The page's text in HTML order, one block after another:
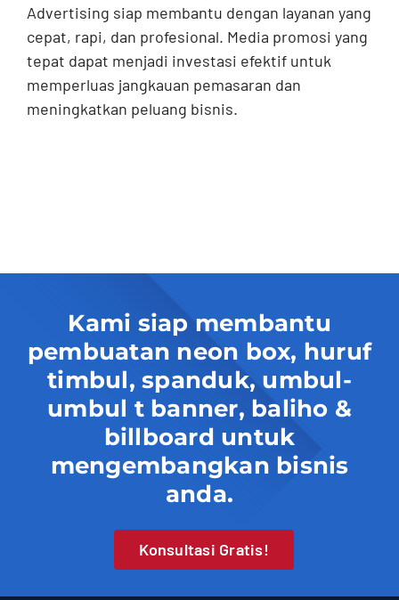
Advertising siap membantu dengan layanan yang
cepat, rapi, dan profesional. Media promosi yang
tepat dapat menjadi investasi efektif untuk
memperluas jangkauan pemasaran dan
meningkatkan peluang bisnis.
Kami siap membantu
pembuatan neon box, huruf
timbul, spanduk, umbul-
umbul t banner, baliho &
billboard untuk
mengembangkan bisnis
anda.
Konsultasi Gratis!